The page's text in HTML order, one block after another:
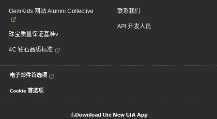
GemKids 网站 Alumni Collective
珠宝质量保证基准v
4C 钻石品质标准
联系我们
API 开发人员
电子邮件首选项
Cookie 首选项
Download the New GIA App